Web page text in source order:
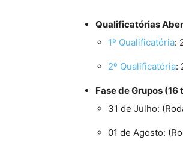
Qualificatórias
1º Qualificatória:
2º Qualificatória:
Fase de Grupos
31 de Julho:
01 de Agosto: